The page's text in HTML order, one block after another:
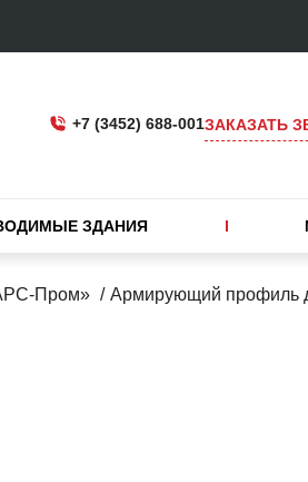
+7 (3452) 688-001ЗАКАЗАТЬ
ЗДАНИЯ
Пром» Армирующий профиль